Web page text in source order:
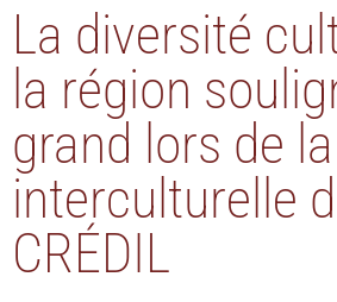
La diversité
la région
grand lors de
interculturelle
CRÉDIL